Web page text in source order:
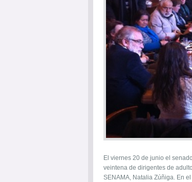
El viernes 20 de junio el
veintena de dirigentes de
SENAMA, Natalia Zúñiga. En